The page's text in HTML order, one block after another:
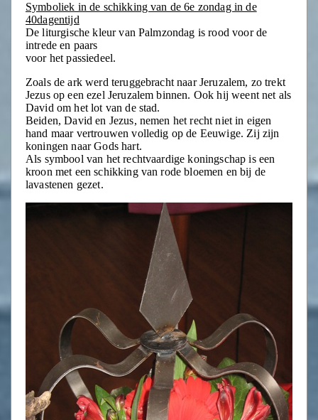
Symboliek in de schikking van de 6e zondag in de
40dagentijd
De liturgische kleur van Palmzondag is rood voor de
intrede en paars
voor het passiedeel.
Zoals de ark werd teruggebracht naar Jeruzalem, zo trekt
Jezus op een ezel Jeruzalem binnen. Ook hij weent net als
David om het lot van de stad.
Beiden, David en Jezus, nemen het recht niet in eigen
hand maar vertrouwen volledig op de Eeuwige. Zij zijn
koningen naar Gods hart.
Als symbool van het rechtvaardige koningschap is een
kroon met een schikking van rode bloemen en bij de
lavastenen gezet.